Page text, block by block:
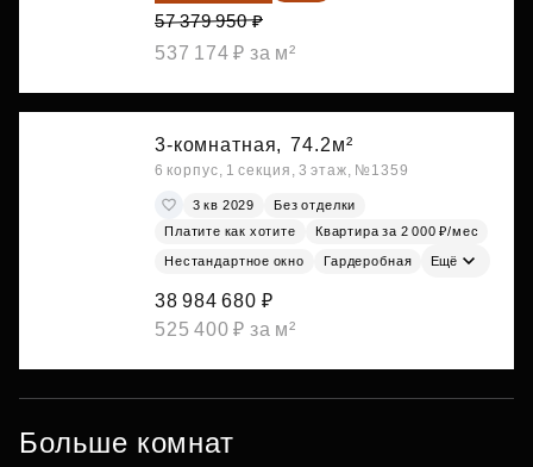
57 379 950 ₽
537 174 ₽ за м²
3-комнатная, 74.2м²
6 корпус, 1 секция, 3 этаж, №1359
3 кв 2029
Без отделки
Платите как хотите
Квартира за 2 000 ₽/мес
Нестандартное окно Гардеробная Ещё
38 984 680 ₽
525 400 ₽ за м²
Больше комнат